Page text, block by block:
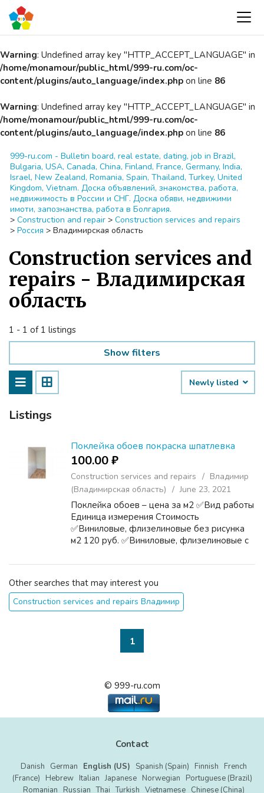
Warning: Undefined array key "HTTP_ACCEPT_LANGUAGE" in
/home/monamour/public_html/999-ru.com/oc-
content/plugins/auto_language/index.php on line 86
Warning: Undefined array key "HTTP_ACCEPT_LANGUAGE" in
/home/monamour/public_html/999-ru.com/oc-
content/plugins/auto_language/index.php on line 86
999-ru.com - Bulletin board, real estate, dating, job in Brazil,
Bulgaria, USA, Canada, China, Finland, France, Germany, India,
Israel, New Zealand, Romania, Spain, Thailand, Turkey, United
Kingdom, Vietnam. Доска объявлений, знакомства, работа,
недвижимость в России и СНГ. Доска обяви, недвижими
имоти, запознанства, работа в Болгария.
> Construction and repair > Construction services and repairs
> Россия > Владимирская область
Construction services and
repairs - Владимирская
область
1 - 1 of 1 listings
Show filters
Newly listed
Listings
Поклейка обоев покраска шпатлевка
100.00 ₽
Construction services and repairs
Владимир
(Владимирская область)
June 23, 2021
Поклейка обоев – цена за м2 ✅Вид работы
Единица измерения Стоимость
✅Виниловые, флизелиновые без рисунка
м2 120 руб. ✅Виниловые, флизелиновые с
рисунка м2 130 руб. ✅Бумажные с
Other searches that may interest you
Construction services and repairs Владимир
1
© 999-ru.com
Contact
Danish German English (US) Spanish (Spain) Finnish
French
(France)
Hebrew Italian Japanese Norwegian
Portuguese (Brazil)
Romanian
Russian Thai Turkish Vietnamese Chinese (China)